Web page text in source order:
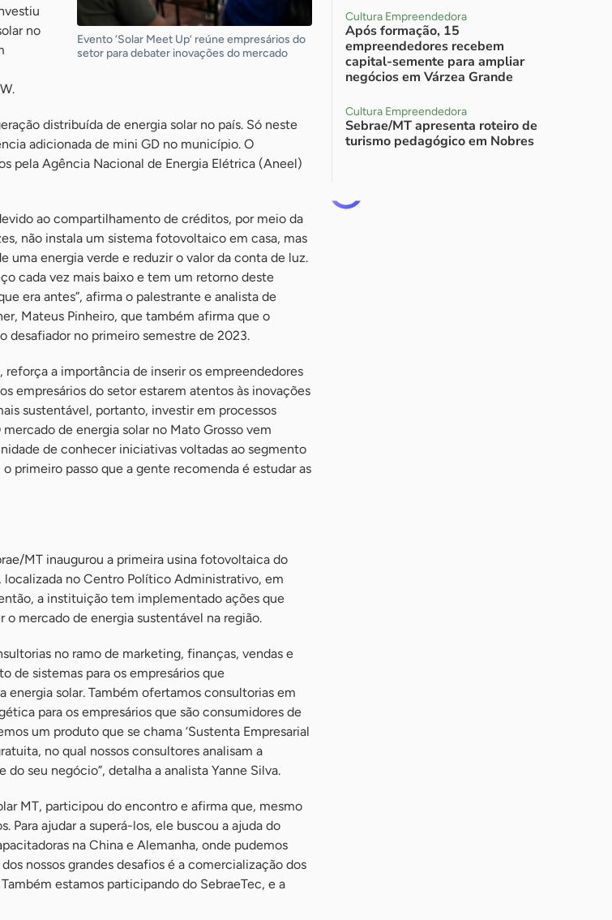
Evento ‘Solar Meet Up’ reúne empresários do
setor para debater inovações do mercado
no
distribuída de energia solar no país. Só neste
adicionada de mini GD no município. O
pela Agência Nacional de Energia Elétrica (Aneel)
ao compartilhamento de créditos, por meio da
não instala um sistema fotovoltaico em casa, mas
uma energia verde e reduzir o valor da conta de luz.
cada vez mais baixo e tem um retorno deste
era antes”, afirma o palestrante e analista de
Mateus Pinheiro, que também afirma que o
desafiador no primeiro semestre de 2023.
reforça a importância de inserir os empreendedores
empresários do setor estarem atentos às inovações
sustentável, portanto, investir em processos
de energia solar no Mato Grosso vem
de conhecer iniciativas voltadas ao segmento
primeiro passo que a gente recomenda é estudar as
MT inaugurou a primeira usina fotovoltaica do
localizada no Centro Político Administrativo, em
a instituição tem implementado ações que
o mercado de energia sustentável na região.
no ramo de marketing, finanças, vendas e
de sistemas para os empresários que
energia solar. Também ofertamos consultorias em
para os empresários que são consumidores de
um produto que se chama ‘Sustenta Empresarial
no qual nossos consultores analisam a
do seu negócio”, detalha a analista Yanne Silva.
MT, participou do encontro e afirma que, mesmo
Para ajudar a superá-los, ele buscou a ajuda do
na China e Alemanha, onde pudemos
nossos grandes desafios é a comercialização dos
estamos participando do SebraeTec, e a
Cultura Empreendedora
Após formação, 15
empreendedores recebem
capital-semente para ampliar
negócios em Várzea Grande
Cultura Empreendedora
Sebrae/MT apresenta roteiro de
turismo pedagógico em Nobres